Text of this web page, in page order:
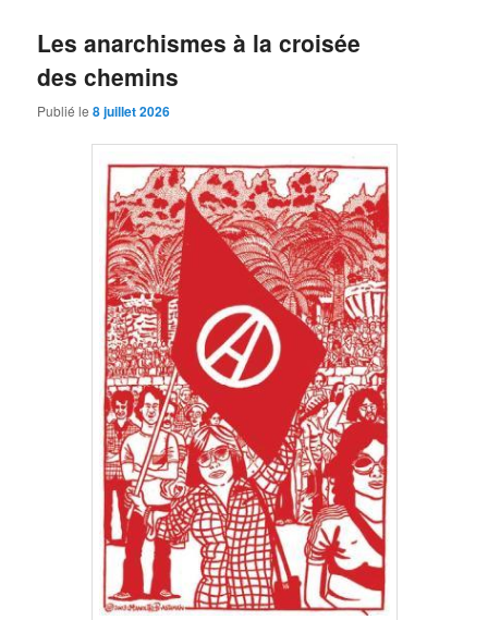
Les anarchismes à la croisée
des chemins
Publié le8 juillet 2026